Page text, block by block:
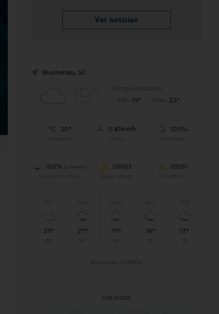
Ver notícias
Blumenau, SC
19°
Tempo nublado
Mín.19° Máx. 23°
20°
Sensação
0.81km/h
Vento
100%
Umidade
100% (1.24mm)
Chance de chuva
06h53
Nascer do sol
05h51
Pôr do sol
SEX
29°
19°
SÁB
27°
14°
DOM
17°
14°
16°
12°
TER
13°
11°
Atualizado às 00h04
PUBLICIDADE